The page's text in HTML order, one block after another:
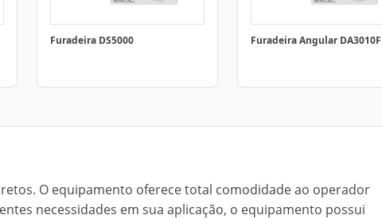
Furadeira DS5000 Furadeira Angular DA3010F
O equipamento oferece total comodidade ao operador
necessidades em sua aplicação, o equipamento possui